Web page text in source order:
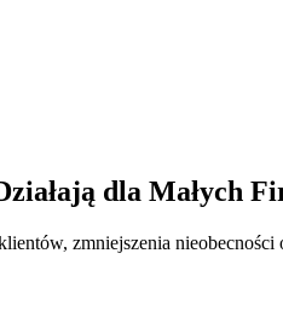
dla Małych
zmniejszenia